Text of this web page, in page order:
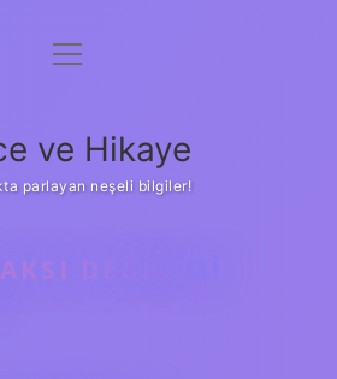
Anasayfa
Yasal Uyarı
menüyü
ve Hikaye
parlayan neşeli bilgiler!
DEĞIŞIMI